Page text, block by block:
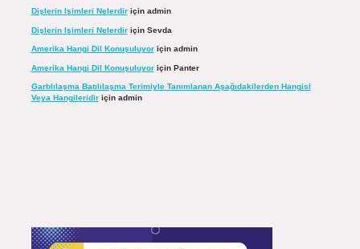
Dişlerin Isimleri Nelerdiriçin admin
Dişlerin Isimleri Nelerdiriçin Sevda
Amerika Hangi Dil Konuşuluyoriçin admin
Amerika Hangi Dil Konuşuluyoriçin Panter
Garblılaşma Batılılaşma Terimiyle Tanımlanan Aşağıdakilerden Hangisi
Veya Hangileridiriçin admin